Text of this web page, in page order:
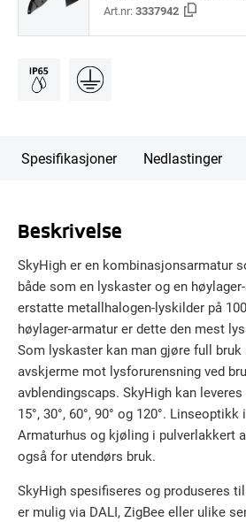
Art.nr:3337942
Spesifikasjoner Nedlastinger
Beskrivelse
SkyHigh er en kombinasjonsarmatur
både som en lyskaster og en
erstatte metallhalogen-lyskilder på
høylager-armatur er dette den mest
Som lyskaster kan man gjøre full
avskjerme mot lysforurensning ved
avblendingscaps. SkyHigh kan
15°, 30°, 60°, 90° og 120°.
Armaturhus og kjøling i pulverlakkert
også for utendørs bruk.
SkyHigh spesifiseres og produseres
er mulig via DALI, ZigBee eller ulike